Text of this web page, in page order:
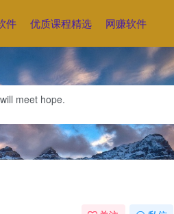
件 优质课程精选 网赚软件
meet hope.